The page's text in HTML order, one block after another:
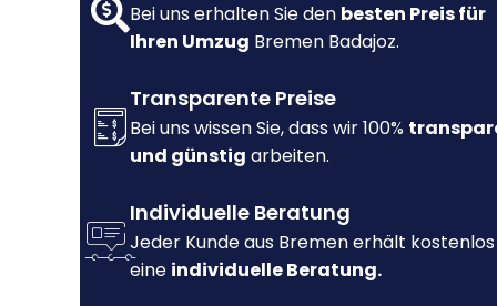
Bei uns erhalten Sie den besten Preis für
Ihren Umzug Bremen Badajoz.
Transparente Preise
Bei uns wissen Sie, dass wir 100%
und günstig arbeiten.
Individuelle Beratung
Jeder Kunde aus Bremen erhält kostenlos
eine individuelle Beratung.